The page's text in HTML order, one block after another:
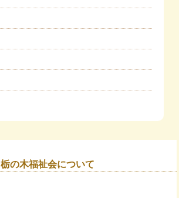
栃の木福祉会について